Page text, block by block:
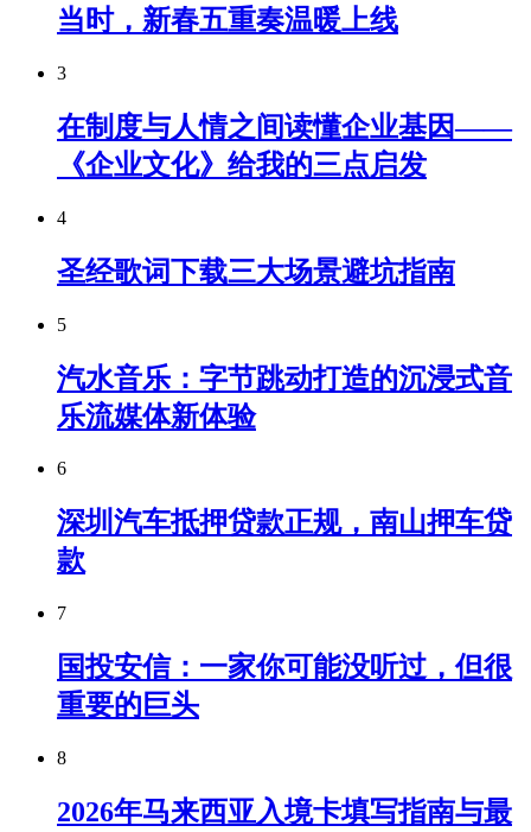
当时，新春五重奏温暖上线
3
在制度与人情之间读懂企业基因——
《企业文化》给我的三点启发
4
圣经歌词下载三大场景避坑指南
5
汽水音乐：字节跳动打造的沉浸式音
乐流媒体新体验
6
深圳汽车抵押贷款正规，南山押车贷
款
7
国投安信：一家你可能没听过，但很
重要的巨头
8
2026年马来西亚入境卡填写指南与最